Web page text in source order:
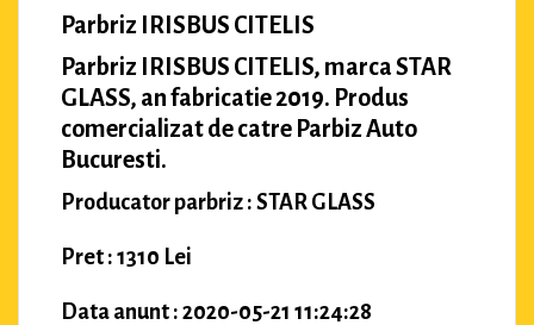
Parbriz IRISBUS CITELIS
Parbriz IRISBUS CITELIS, marca STAR
GLASS, an fabricatie 2019. Produs
comercializat de catre Parbiz Auto
Bucuresti.
Producator parbriz : STAR GLASS
Pret : 1310 Lei
Data anunt : 2020-05-21 11:24:28